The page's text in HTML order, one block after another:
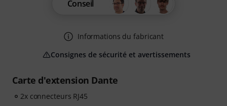
Carte d'extension Dante
2x connecteurs RJ45
Conseil
Informations du fabricant
Consignes de sécurité et avertissements